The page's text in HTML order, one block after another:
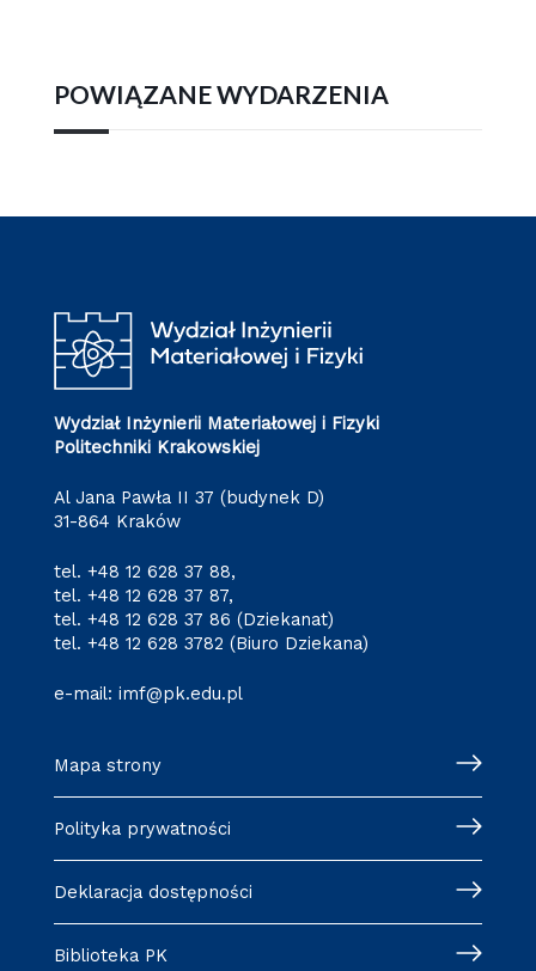
POWIĄZANE WYDARZENIA
Wydział Inżynierii Materiałowej i Fizyki
Politechniki Krakowskiej
Al Jana Pawła II 37 (budynek D)
31-864 Kraków
tel. +48 12 628 37 88,
tel. +48 12 628 37 87,
tel. +48 12 628 37 86 (Dziekanat)
tel. +48 12 628 3782 (Biuro Dziekana)
e-mail: imf@pk.edu.pl
Mapa strony
Polityka prywatności
Deklaracja dostępności
Biblioteka PK